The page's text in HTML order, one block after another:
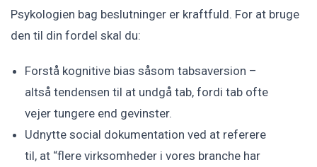
Psykologien bag beslutninger er kraftfuld. For at bruge
den til din fordel skal du:
Forstå kognitive bias såsom tabsaversion –
altså tendensen til at undgå tab, fordi tab ofte
vejer tungere end gevinster.
Udnytte social dokumentation ved at referere
til, at “flere virksomheder i vores branche har